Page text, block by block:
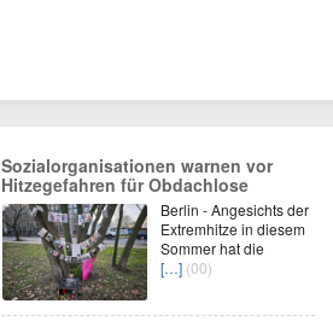
Sozialorganisationen warnen vor
Hitzegefahren für Obdachlose
Berlin - Angesichts der
Extremhitze in diesem
Sommer hat die
[…] (00)